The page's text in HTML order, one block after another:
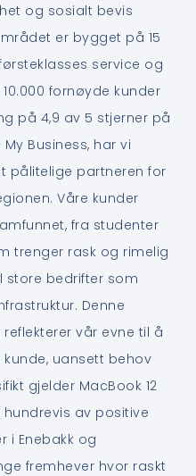
og sosialt bevis
er bygget på 15
service og
fornøyde kunder
på 4,9 av 5 stjerner på
Business, har vi
pålitelige partneren for
Våre kunder
fra studenter
trenger rask og rimelig
store bedrifter som
Denne
vår evne til å
uansett behov
gjelder MacBook 12
av positive
i Enebakk og
fremhever hvor raskt